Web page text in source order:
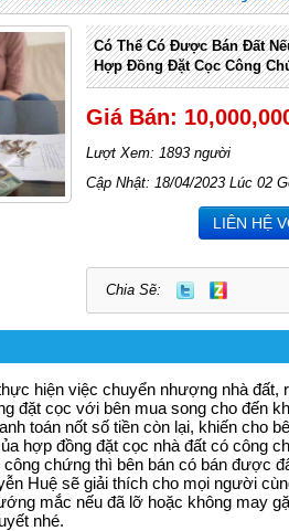
Có Thể Có Được Bán Đất
Hợp Đồng Đặt Cọc Công
Giá Bán:
Lượt Xem: 1893 người
Cập Nhật: 18/04/2023 Lúc 02
LIÊN HỆ
Chia Sẽ:
hiện việc chuyển nhượng nhà đất,
đặt cọc với bên mua song cho đến
toán nốt số tiền còn lại, khiến cho
hợp đồng đặt cọc nhà đất có công
chứng thì bên bán có bán được
Huệ sẽ giải thích cho mọi người
mắc nếu đã lỡ hoặc không may
nhé.